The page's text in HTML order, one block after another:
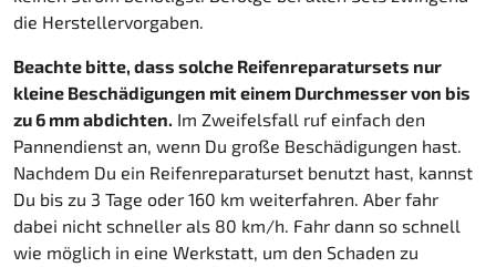
die Herstellervorgaben.
Beachte bitte, dass solche Reifenreparatursets nur
kleine Beschädigungen mit einem Durchmesser von bis
zu 6 mm abdichten. Im Zweifelsfall ruf einfach den
Pannendienst an, wenn Du große Beschädigungen hast.
Nachdem Du ein Reifenreparaturset benutzt hast, kannst
Du bis zu 3 Tage oder 160 km weiterfahren. Aber fahr
dabei nicht schneller als 80 km/h. Fahr dann so schnell
wie möglich in eine Werkstatt, um den Schaden zu